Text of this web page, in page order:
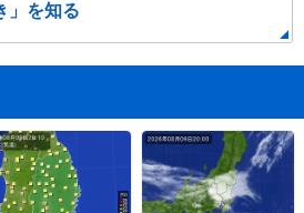
時間大雨」発表
東北や関東で雷雲が発達中 夜にかけて
ゲリラ雷雨のおそれ
」を知る